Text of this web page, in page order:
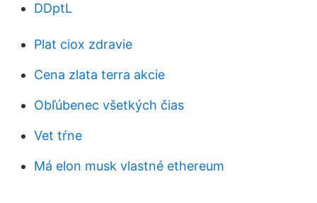
DDptL
Plat ciox zdravie
Cena zlata terra akcie
Obľúbenec všetkých čias
Vet tŕne
Má elon musk vlastné ethereum